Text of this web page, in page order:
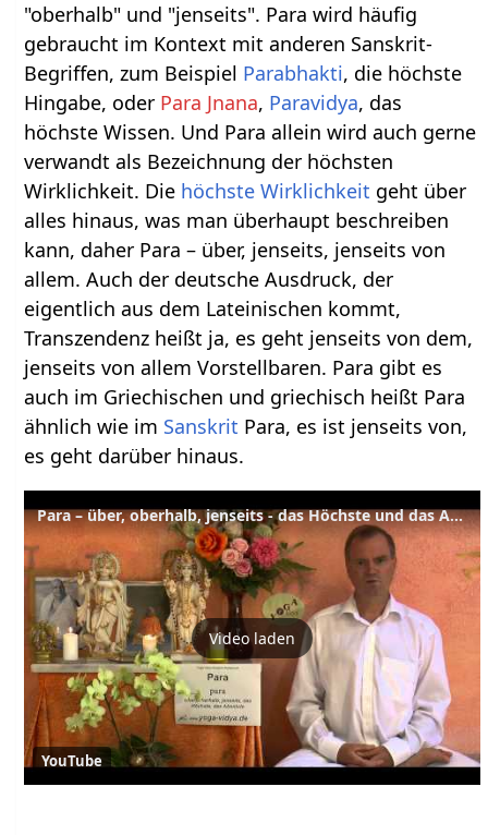
"oberhalb" und "jenseits". Para wird häufig
gebraucht im Kontext mit anderen Sanskrit-
Begriffen, zum Beispiel Parabhakti, die höchste
Hingabe, oder Para Jnana, Paravidya, das
höchste Wissen. Und Para allein wird auch gerne
verwandt als Bezeichnung der höchsten
Wirklichkeit. Die höchste Wirklichkeit geht über
alles hinaus, was man überhaupt beschreiben
kann, daher Para – über, jenseits, jenseits von
allem. Auch der deutsche Ausdruck, der
eigentlich aus dem Lateinischen kommt,
Transzendenz heißt ja, es geht jenseits von dem,
jenseits von allem Vorstellbaren. Para gibt es
auch im Griechischen und griechisch heißt Para
ähnlich wie im Sanskrit Para, es ist jenseits von,
es geht darüber hinaus.
Para – über, oberhalb, jenseits - das Höchste und das Absolute - Sanskrit Wörterbuch
Video laden
YouTube